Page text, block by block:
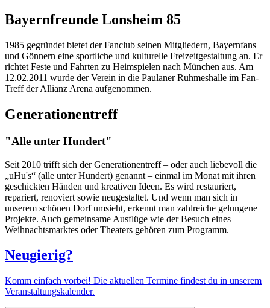
Bayernfreunde Lonsheim 85
1985 gegründet bietet der Fanclub seinen Mitgliedern, Bayernfans
und Gönnern eine sportliche und kulturelle Freizeitgestaltung an. Er
richtet Feste und Fahrten zu Heimspielen nach München aus. Am
12.02.2011 wurde der Verein in die Paulaner Ruhmeshalle im Fan-
Treff der Allianz Arena aufgenommen.
Generationentreff
"Alle unter Hundert"
Seit 2010 trifft sich der Generationentreff – oder auch liebevoll die
„uHu's“ (alle unter Hundert) genannt – einmal im Monat mit ihren
geschickten Händen und kreativen Ideen. Es wird restauriert,
repariert, renoviert sowie neugestaltet. Und wenn man sich in
unserem schönen Dorf umsieht, erkennt man zahlreiche gelungene
Projekte. Auch gemeinsame Ausflüge wie der Besuch eines
Weihnachtsmarktes oder Theaters gehören zum Programm.
Neugierig?
Komm einfach vorbei! Die aktuellen Termine findest du in unserem
Veranstaltungs­kalender.